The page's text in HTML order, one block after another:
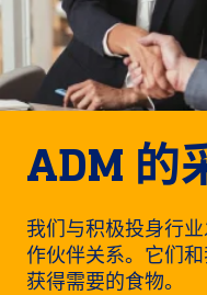
发
展
产
品
与
服
洞
察
ADM 的
我们与积极投身行
作伙伴关系。它们
获得需要的食物。